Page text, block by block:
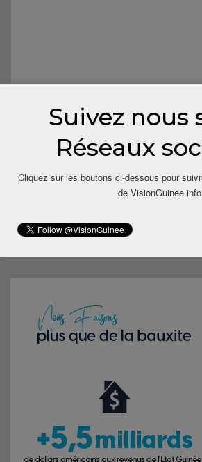
Save my name, email, and website in this
Suivez nous
Réseaux
Cliquez sur les boutons ci-dessous pour
de VisionGuinee.info